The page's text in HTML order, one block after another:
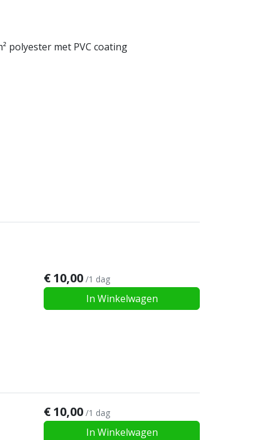
polyester met PVC coating
€10,00 /1 dag
In Winkelwagen
€10,00 /1 dag
In Winkelwagen